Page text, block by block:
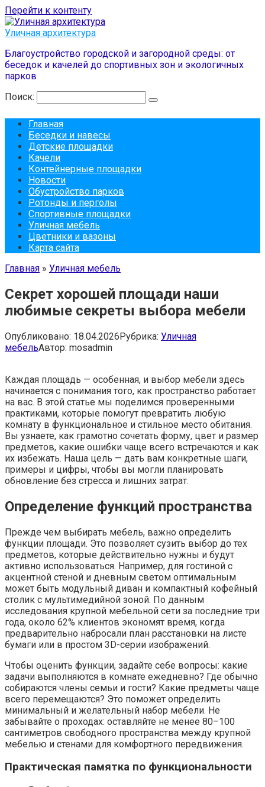
Перейти к контенту
Уличная архитектура
Благоустройство городской и загородной среды: от
беседок и качелей до спортивных зон и экологичных
парков
Поиск:
Главная
Беседки и навесы
Детские площадки
Качели
Контейнерные площадки
Новости
Обустройство парков
Ротонды и перголы
Спортивные площадки
Уличная мебель
Цветники и вазоны
Карта сайта
Главная » Уличная мебель
Секрет хорошей площади наши
любимые секреты выбора мебели
Опубликовано: 18.04.2026Рубрика: Уличная
мебельАвтор: mosadmin
Каждая площадь — особенная, и выбор мебели здесь
начинается с понимания того, как пространство работает
на вас. В этой статье мы поделимся проверенными
практиками, которые помогут превратить любую
комнату в функциональное и стильное место обитания.
Вы узнаете, как грамотно сочетать форму, цвет и размер
предметов, какие ошибки чаще всего встречаются и как
их избежать. Наша цель — дать вам конкретные шаги,
примеры и цифры, чтобы вы могли планировать
обновление без стресса и лишних затрат.
Определение функций пространства
Прежде чем выбирать мебель, важно определить
функции площади. Это позволяет сузить выбор до тех
предметов, которые действительно нужны и будут
активно использоваться. Например, для гостиной с
акцентной стеной и дневным светом оптимальным
может быть модульный диван и компактный кофейный
столик с мультимедийной зоной. По данным
исследования крупной мебельной сети за последние три
года, около 62% клиентов экономят время, когда
предварительно набросали план расстановки на листе
бумаги или в простом 3D-серии изображений.
Чтобы оценить функции, задайте себе вопросы: какие
задачи выполняются в комнате ежедневно? Где обычно
собираются члены семьи и гости? Какие предметы чаще
всего перемещаются? Это поможет определить
минимальный и желательный набор мебели. Не
забывайте о проходах: оставляйте не менее 80–100
сантиметров свободного пространства между крупной
мебелью и стенами для комфортного передвижения.
Практическая памятка по функциональности